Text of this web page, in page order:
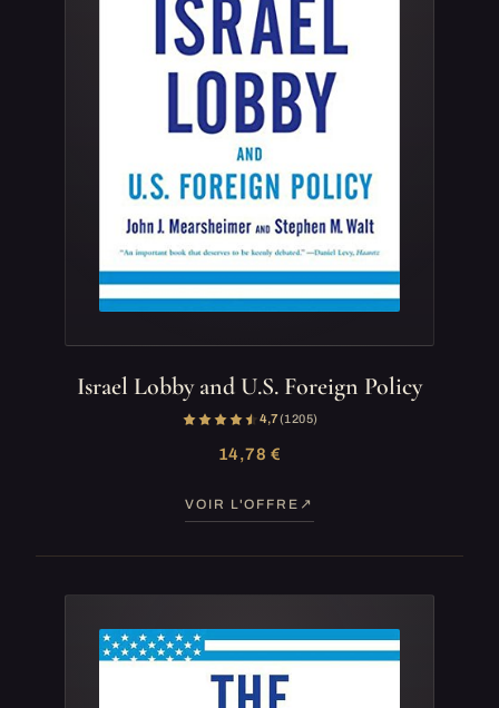
Israel Lobby and U.S. Foreign Policy
4,7(1 205)
14,78 €
VOIR L'OFFRE